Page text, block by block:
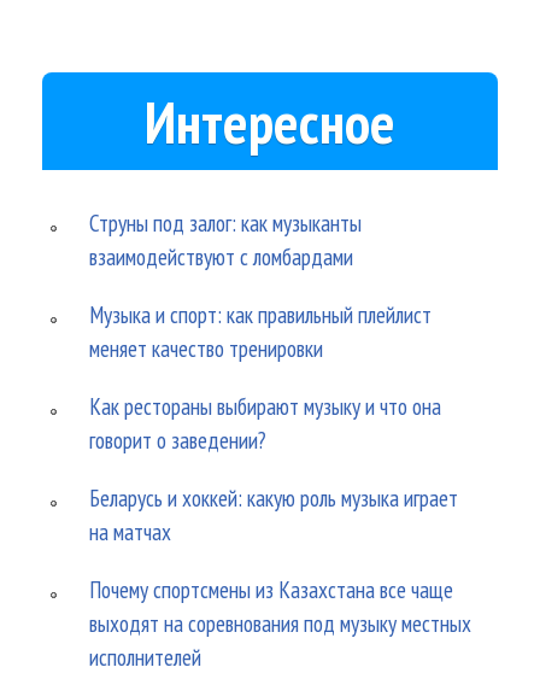
Интересное
Струны под залог: как музыканты
взаимодействуют с ломбардами
Музыка и спорт: как правильный плейлист
меняет качество тренировки
Как рестораны выбирают музыку и что она
говорит о заведении?
Беларусь и хоккей: какую роль музыка играет
на матчах
Почему спортсмены из Казахстана все чаще
выходят на соревнования под музыку местных
исполнителей